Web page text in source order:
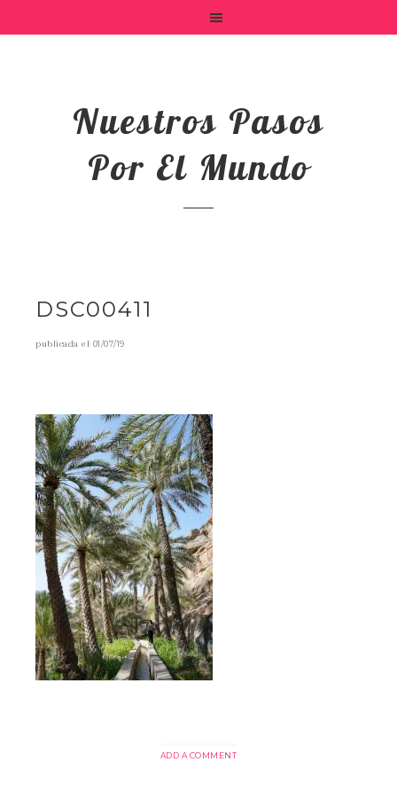
Nuestros Pasos
Por El Mundo
DSC00411
publicada el 01/07/19
ADD A COMMENT